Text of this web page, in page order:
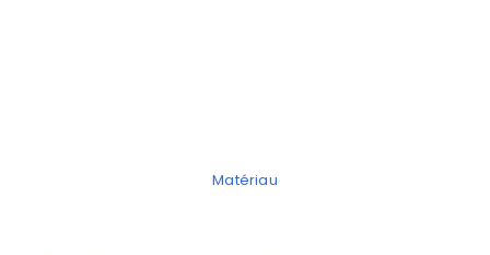
Matériau